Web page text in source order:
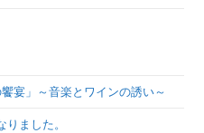
宴」～音楽とワインの誘い～
ました。